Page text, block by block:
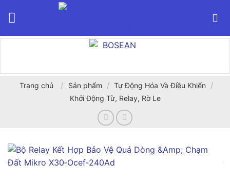
Trang chủ / Sản phẩm / Tự Động Hóa Và Điều Khiển /
Khởi Động Từ, Relay, Rờ Le